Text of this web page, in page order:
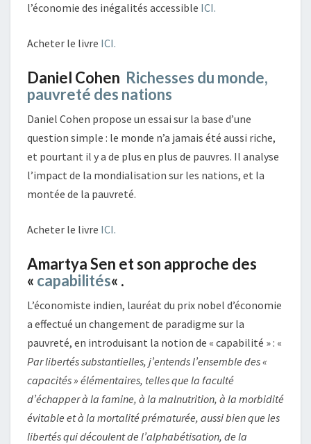
l’économie des inégalités accessible ICI.
Acheter le livre ICI.
Daniel Cohen Richesses du monde,
pauvreté des nations
Daniel Cohen propose un essai sur la base d’une
question simple : le monde n’a jamais été aussi riche,
et pourtant il y a de plus en plus de pauvres. Il analyse
l’impact de la mondialisation sur les nations, et la
montée de la pauvreté.
Acheter le livre ICI.
Amartya Sen et son approche des
« capabilités« .
L’économiste indien, lauréat du prix nobel d’économie
a effectué un changement de paradigme sur la
pauvreté, en introduisant la notion de « capabilité » : «
Par libertés substantielles, j’entends l’ensemble des «
capacités » élémentaires, telles que la faculté
d’échapper à la famine, à la malnutrition, à la morbidité
évitable et à la mortalité prématurée, aussi bien que les
libertés qui découlent de l’alphabétisation, de la